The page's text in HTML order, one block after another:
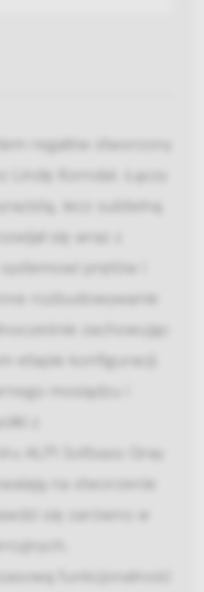
regałów stworzony
Korndal. Łączy
lecz subtelną
się wraz z
prętów i
rozbudowywanie
zachowując
etapie konfiguracji.
mosiądzu i
z
ALPI Sottsass Gray
na stworzenie
się zarówno w
funkcjonalność